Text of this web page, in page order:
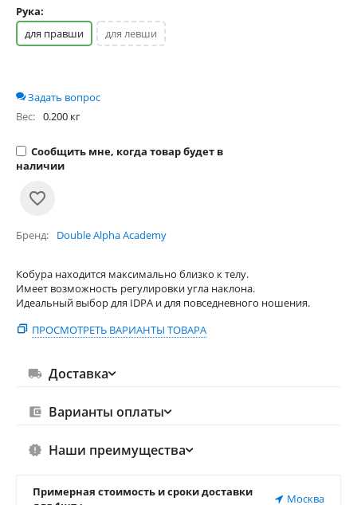
Рука:
для правши
для левши
Задать вопрос
Вес: 0.200 кг
Сообщить мне, когда товар будет в
наличии
Бренд Double Alpha Academy
Кобура находится максимально близко к телу.
Имеет возможность регулировки угла наклона.
Идеальный выбор для IDPA и для повседневного ношения.
ПРОСМОТРЕТЬ ВАРИАНТЫ ТОВАРА
Доставка
Варианты оплаты
Наши преимущества
Примерная стоимость и сроки доставки
Москва